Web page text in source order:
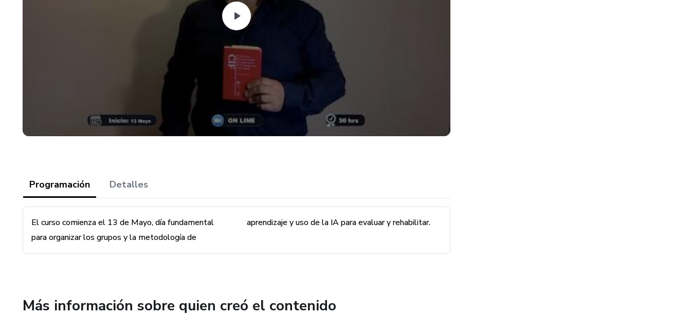
Programación Detalles
El curso comienza el 13 de Mayo, día fundamental
para organizar los grupos y la metodología de
aprendizaje y uso de la IA para evaluar y rehabilitar.
Más información sobre quien creó el contenido